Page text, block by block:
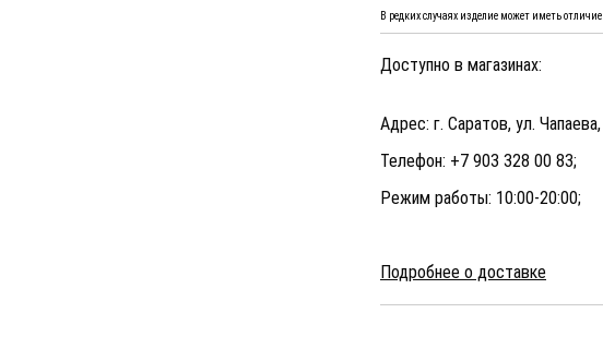
В редких случаях изделие может иметь
Доступно в магазинах:
Адрес: г. Саратов, ул.
Телефон: +7 903 328 00 83;
Режим работы: 10:00-20:00;
Подробнее о доставке